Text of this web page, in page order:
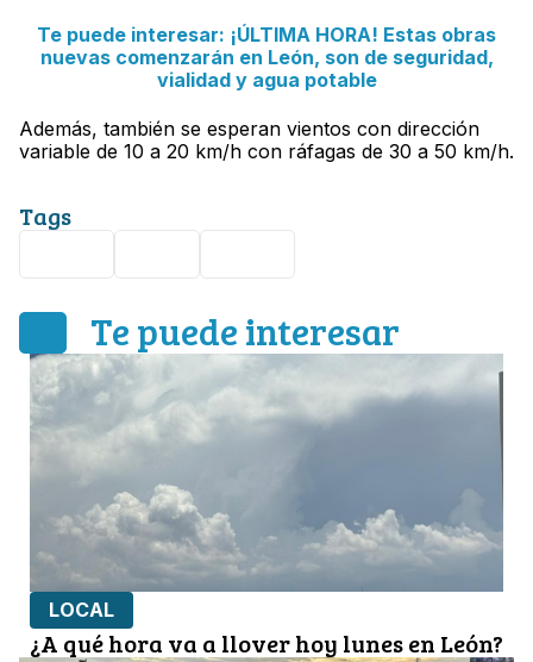
Te puede interesar: ¡ÚLTIMA HORA! Estas obras
nuevas comenzarán en León, son de seguridad,
vialidad y agua potable
Además, también se esperan vientos con dirección
variable de 10 a 20 km/h con ráfagas de 30 a 50 km/h.
Tags
Te puede interesar
LOCAL
¿A qué hora va a llover hoy lunes en León?